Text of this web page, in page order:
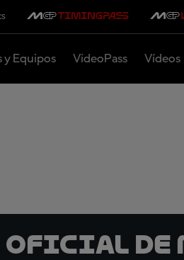
y Equipos VideoPass Vídeos
de